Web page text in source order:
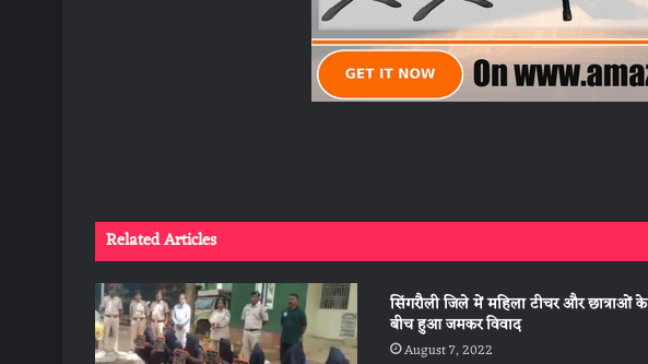
Related Articles
सिंगरौली जिले में महिला टीचर और छात्राओं के
बीच हुआ जमकर विवाद
August 7, 2022